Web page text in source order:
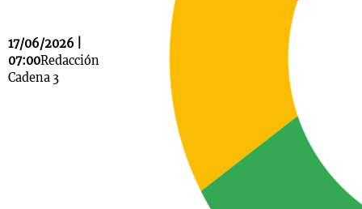
17/06/2026 |
07:00Redacción
Cadena 3